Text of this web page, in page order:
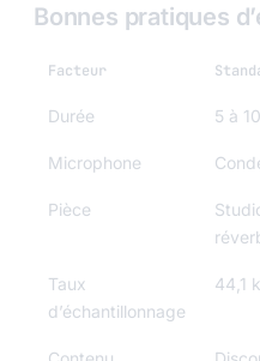
Bonnes pratiques
Facteur
Durée 5 à
Microphone
Pièce
Taux
d’échantillonnage
44,1